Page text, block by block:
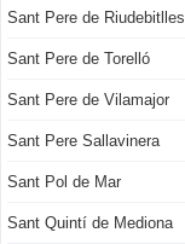
Sant Pere de Riudebitlles
Sant Pere de Torelló
Sant Pere de Vilamajor
Sant Pere Sallavinera
Sant Pol de Mar
Sant Quintí de Mediona